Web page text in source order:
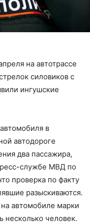
на автотрассе
силовиков с
ингушские
в
автодороге
два пассажира,
службе МВД по
проверка по факту
разыскиваются.
автомобиле марки
несколько человек.